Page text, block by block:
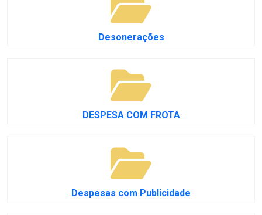
Desonerações
DESPESA COM FROTA
Despesas com Publicidade